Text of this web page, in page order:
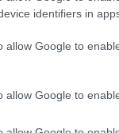
identifiers in
allow Google to
allow Google to
de sajna